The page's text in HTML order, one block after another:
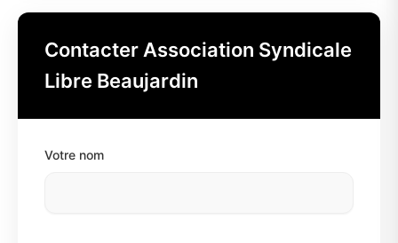
Contacter Association Syndicale
Libre Beaujardin
Votre nom